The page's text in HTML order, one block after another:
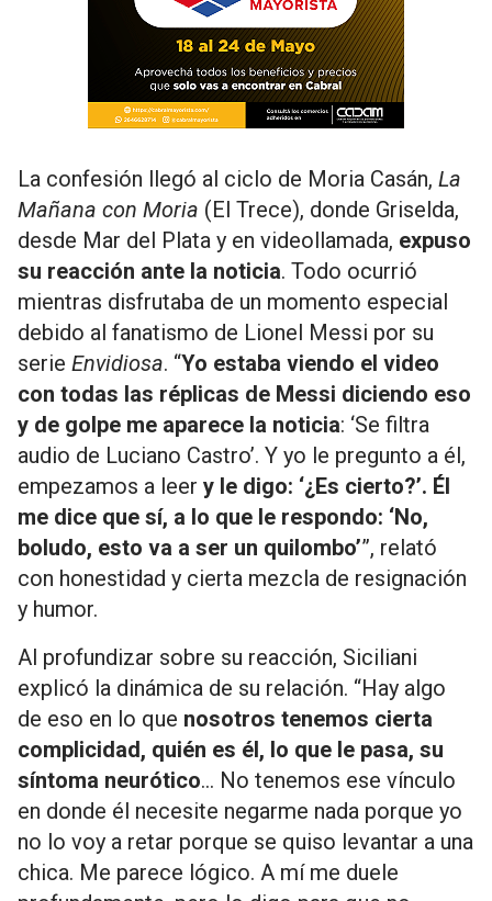
La confesión llegó al ciclo de Moria Casán, La
Mañana con Moria (El Trece), donde Griselda,
desde Mar del Plata y en videollamada, expuso
su reacción ante la noticia. Todo ocurrió
mientras disfrutaba de un momento especial
debido al fanatismo de Lionel Messi por su
serie Envidiosa. “Yo estaba viendo el video
con todas las réplicas de Messi diciendo eso
y de golpe me aparece la noticia: ‘Se filtra
audio de Luciano Castro’. Y yo le pregunto a él,
empezamos a leer y le digo: ‘¿Es cierto?’. Él
me dice que sí, a lo que le respondo: ‘No,
boludo, esto va a ser un quilombo’”, relató
con honestidad y cierta mezcla de resignación
y humor.
Al profundizar sobre su reacción, Siciliani
explicó la dinámica de su relación. “Hay algo
de eso en lo que nosotros tenemos cierta
complicidad, quién es él, lo que le pasa, su
síntoma neurótico… No tenemos ese vínculo
en donde él necesite negarme nada porque yo
no lo voy a retar porque se quiso levantar a una
chica. Me parece lógico. A mí me duele